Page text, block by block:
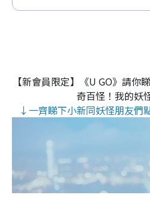
【新會員限定】《U GO》請你
奇百怪！我的妖
↓一齊睇下小新同妖怪朋友們